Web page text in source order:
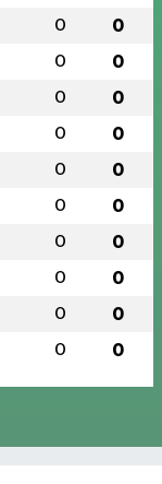
0 0
0 0
0 0
0 0
0 0
0 0
0 0
0 0
0 0
0 0